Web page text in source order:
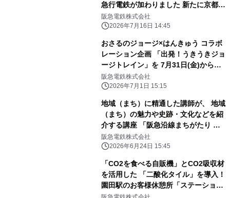
急行電鉄が加わりました 新たに京都
市・守口市・芦屋市との連携協定を締
結
阪急電鉄株式会社
2026年7月16日 14:45
おさるのジョージ×はんきゅう コラボ
レーション企画 「出発！うきうきジョ
ージトレイン」を 7月31日(金)からス
タートします！
阪急電鉄株式会社
2026年7月1日 15:15
地域（まち）に精通した講師が、 地域
（まち）の魅力や史跡・文化などを紹
介する講座 「阪急沿線まちがたり ～
きっと出会える、 このまちの魅力～」
を開催します
阪急電鉄株式会社
2026年6月24日 15:45
「CO2を食べる自販機」とCO2吸収材
を活用した 「二酸化タイル」を導入！
園田駅のお客様休憩所「ステーション
＋（プラス）」を アサヒ飲料と連携し